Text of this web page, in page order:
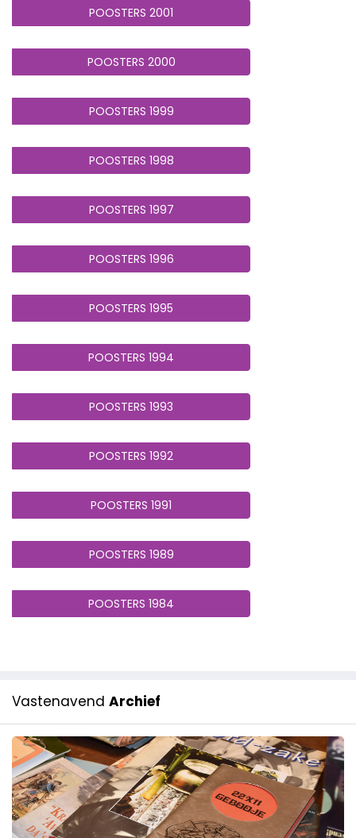
POOSTERS 2001
POOSTERS 2000
POOSTERS 1999
POOSTERS 1998
POOSTERS 1997
POOSTERS 1996
POOSTERS 1995
POOSTERS 1994
POOSTERS 1993
POOSTERS 1992
POOSTERS 1991
POOSTERS 1989
POOSTERS 1984
Vastenavend Archief